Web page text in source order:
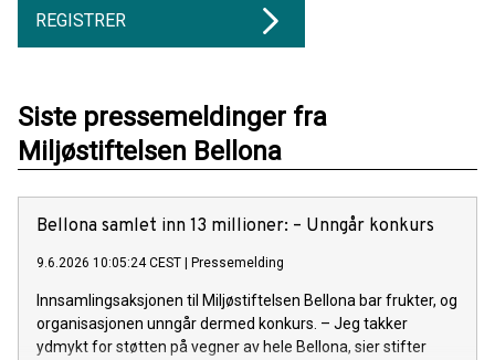
REGISTRER
Siste pressemeldinger fra
Miljøstiftelsen Bellona
Bellona samlet inn 13 millioner: – Unngår konkurs
9.6.2026 10:05:24 CEST Pressemelding
Innsamlingsaksjonen til Miljøstiftelsen Bellona bar frukter, og
organisasjonen unngår dermed konkurs. – Jeg takker
ydmykt for støtten på vegner av hele Bellona, sier stifter